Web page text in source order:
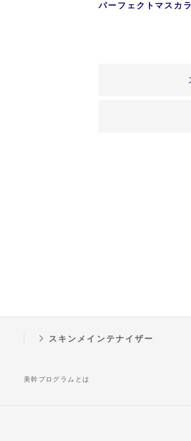
パーフェクトマスカ
スキンメインテナイザー
美幹プログラムとは